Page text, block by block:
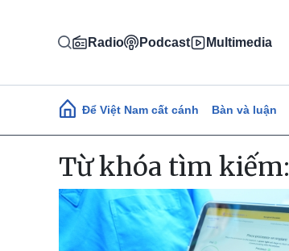
Radio Podcast Multimedia
Main navigation
Để Việt Nam cất cánh Bàn và luận
Từ khóa tìm kiếm: